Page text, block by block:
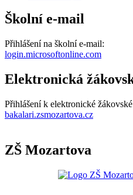
Školní e-mail
Přihlášení na školní e-mail:
login.microsoftonline.com
Elektronická
Přihlášení k elektronické
bakalari.zsmozartova.cz
ZŠ Mozartova